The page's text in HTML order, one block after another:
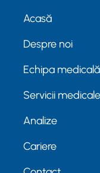
Acasă
Despre noi
Echipa medicală
Servicii medicale
Analize
Cariere